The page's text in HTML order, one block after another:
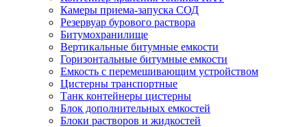
Камеры приема-запуска СОД
Резервуар бурового раствора
Битумохранилище
Вертикальные битумные емкости
Горизонтальные битумные емкости
Емкость с перемешивающим устройством
Цистерны транспортные
Танк контейнеры цистерны
Блок дополнительных емкостей
Блоки растворов и жидкостей